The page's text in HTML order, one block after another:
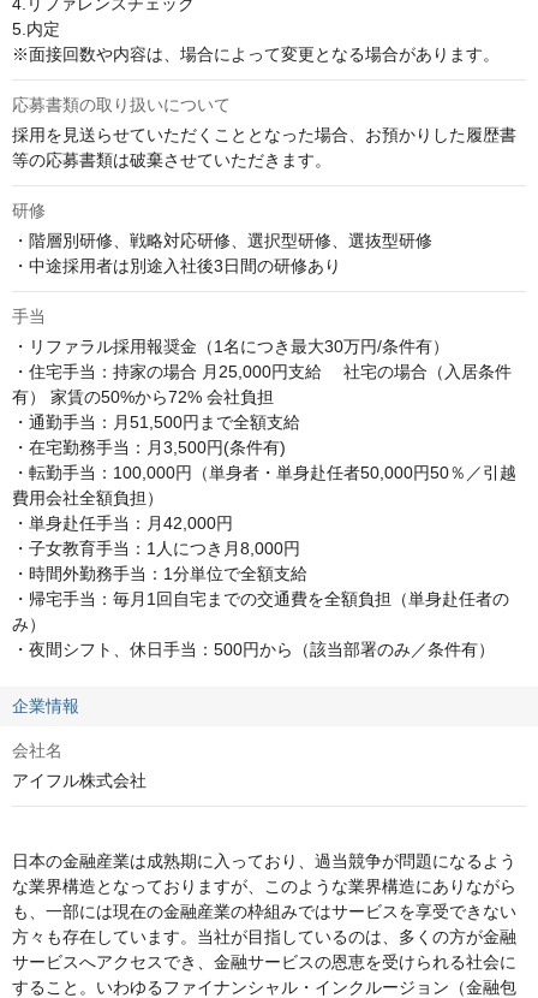
5.内定
※面接回数や内容は、場合によって変更となる場合があります。
応募書類の取り扱いについて
採用を見送らせていただくこととなった場合、お預かりした履歴書
等の応募書類は破棄させていただきます。
研修
・階層別研修、戦略対応研修、選択型研修、選抜型研修
・中途採用者は別途入社後3日間の研修あり
手当
・リファラル採用報奨金（1名につき最大30万円/条件有）
・住宅手当：持家の場合 月25,000円支給 　社宅の場合（入居条件
有） 家賃の50%から72% 会社負担
・通勤手当：月51,500円まで全額支給
・在宅勤務手当：月3,500円(条件有)
・転勤手当：100,000円（単身者・単身赴任者50,000円50％／引越
費用会社全額負担）
・単身赴任手当：月42,000円
・子女教育手当：1人につき月8,000円
・時間外勤務手当：1分単位で全額支給
・帰宅手当：毎月1回自宅までの交通費を全額負担（単身赴任者の
み）
・夜間シフト、休日手当：500円から（該当部署のみ／条件有）
企業情報
会社名
アイフル株式会社
日本の金融産業は成熟期に入っており、過当競争が問題になるよう
な業界構造となっておりますが、このような業界構造にありながら
も、一部には現在の金融産業の枠組みではサービスを享受できない
方々も存在しています。当社が目指しているのは、多くの方が金融
サービスへアクセスでき、金融サービスの恩恵を受けられる社会に
すること。いわゆるファイナンシャル・インクルージョン（金融包